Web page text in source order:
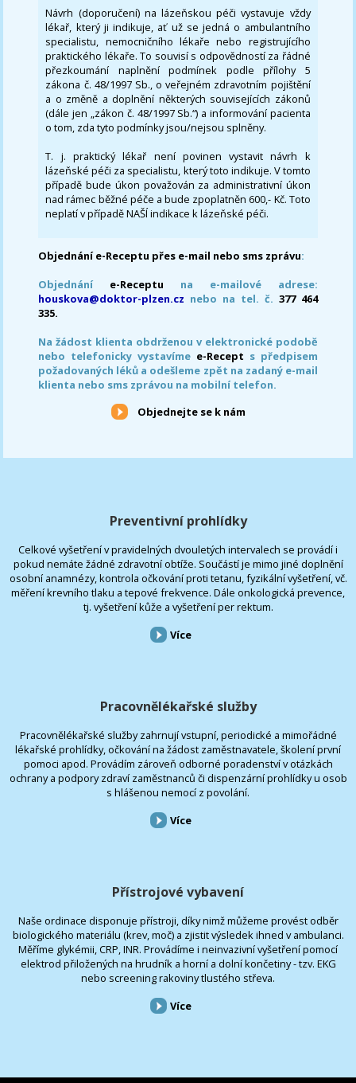
Návrh (doporučení) na lázeňskou péči vystavuje vždy
lékař, který ji indikuje, ať už se jedná o ambulantního
specialistu, nemocničního lékaře nebo registrujícího
praktického lékaře. To souvisí s odpovědností za řádné
přezkoumání naplnění podmínek podle přílohy 5
zákona č. 48/1997 Sb., o veřejném zdravotním pojištění
a o změně a doplnění některých souvisejících zákonů
(dále jen „zákon č. 48/1997 Sb.“) a informování pacienta
o tom, zda tyto podmínky jsou/nejsou splněny.
T. j. praktický lékař není povinen vystavit návrh k
lázeňské péči za specialistu, který toto indikuje. V tomto
případě bude úkon považován za administrativní úkon
nad rámec běžné péče a bude zpoplatněn 600,- Kč. Toto
neplatí v případě NAŠÍ indikace k lázeňské péči.
Objednání e-Receptu přes e-mail nebo sms zprávu:
Objednání e-Receptu na e-mailové adrese:
houskova@doktor-plzen.cz nebo na tel. č. 377 464
335.
Na žádost klienta obdrženou v elektronické podobě
nebo telefonicky vystavíme e-Recept s předpisem
požadovaných léků a odešleme zpět na zadaný e-mail
klienta nebo sms zprávou na mobilní telefon.
Objednejte se k nám
Preventivní prohlídky
Celkové vyšetření v pravidelných dvouletých intervalech se provádí i
pokud nemáte žádné zdravotní obtíže. Součástí je mimo jiné doplnění
osobní anamnézy, kontrola očkování proti tetanu, fyzikální vyšetření, vč.
měření krevního tlaku a tepové frekvence. Dále onkologická prevence,
tj. vyšetření kůže a vyšetření per rektum.
Více
Pracovnělékařské služby
Pracovnělékařské služby zahrnují vstupní, periodické a mimořádné
lékařské prohlídky, očkování na žádost zaměstnavatele, školení první
pomoci apod. Provádím zároveň odborné poradenství v otázkách
ochrany a podpory zdraví zaměstnanců či dispenzární prohlídky u osob
s hlášenou nemocí z povolání.
Více
Přístrojové vybavení
Naše ordinace disponuje přístroji, díky nimž můžeme provést odběr
biologického materiálu (krev, moč) a zjistit výsledek ihned v ambulanci.
Měříme glykémii, CRP, INR. Provádíme i neinvazivní vyšetření pomocí
elektrod přiložených na hrudník a horní a dolní končetiny - tzv. EKG
nebo screening rakoviny tlustého střeva.
Více